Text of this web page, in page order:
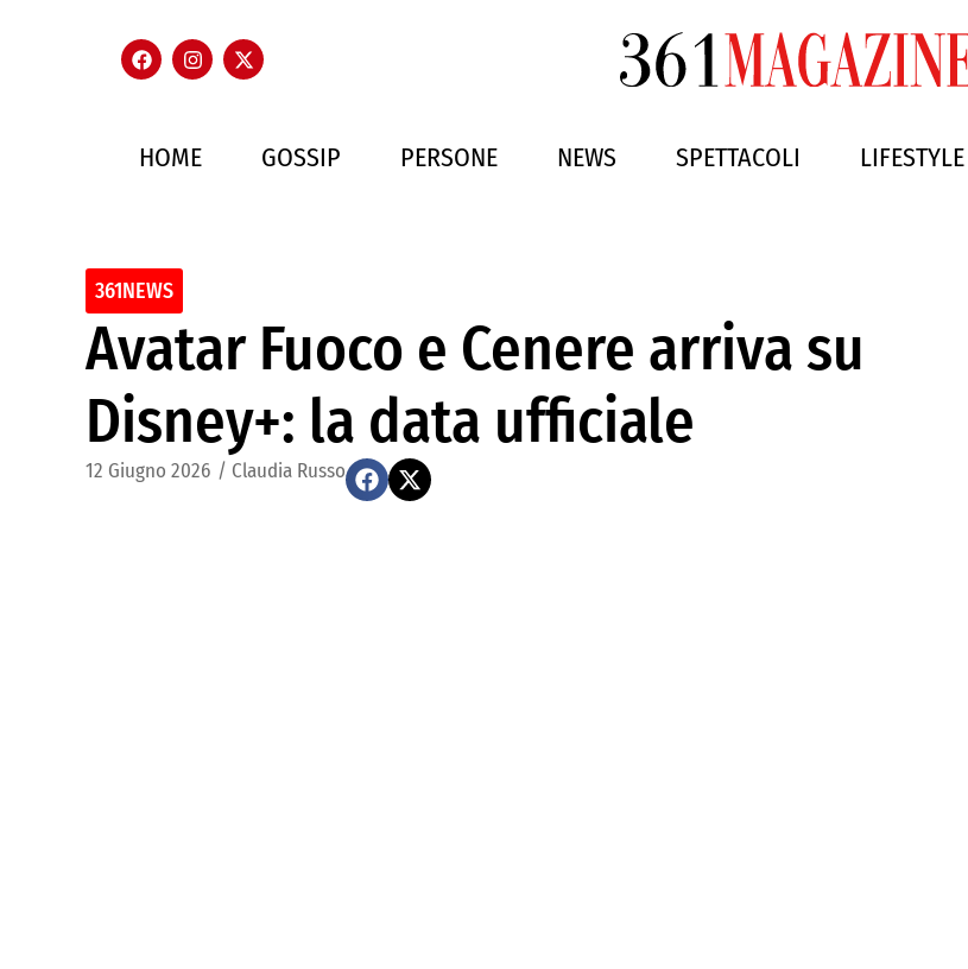
HOME GOSSIP PERSONE NEWS SPETTACOLI LIFESTYLE
361NEWS
Avatar Fuoco e Cenere arriva su
Disney+: la data ufficiale
12 Giugno 2026 / Claudia Russo